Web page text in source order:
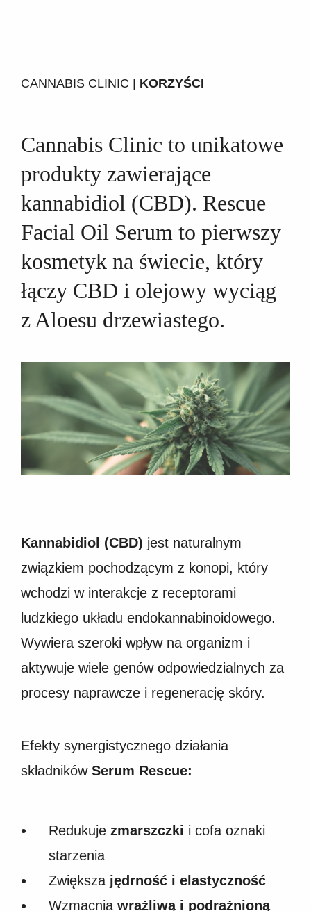
CANNABIS CLINIC | KORZYŚCI
Cannabis Clinic to unikatowe
produkty zawierające
kannabidiol (CBD). Rescue
Facial Oil Serum to pierwszy
kosmetyk na świecie, który
łączy CBD i olejowy wyciąg
z Aloesu drzewiastego.
Kannabidiol (CBD) jest naturalnym
związkiem pochodzącym z konopi, który
wchodzi w interakcje z receptorami
ludzkiego układu endokannabinoidowego.
Wywiera szeroki wpływ na organizm i
aktywuje wiele genów odpowiedzialnych za
procesy naprawcze i regenerację skóry.
Efekty synergistycznego działania
składników Serum Rescue:
Redukuje zmarszczki i cofa oznaki
starzenia
Zwiększa jędrność i elastyczność
Wzmacnia wrażliwą i podrażnioną